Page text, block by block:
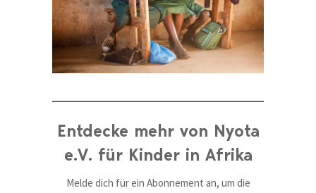
Entdecke mehr von Nyota
e.V. für Kinder in Afrika
Melde dich für ein Abonnement an, um die